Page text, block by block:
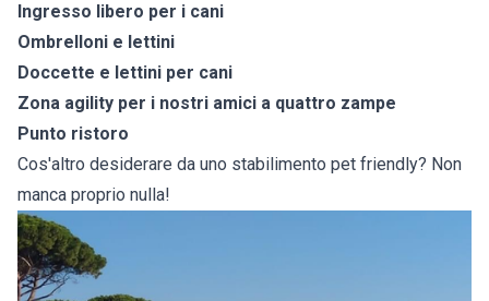
Ingresso libero per i cani
Ombrelloni e lettini
Doccette e lettini per cani
Zona agility per i nostri amici a quattro zampe
Punto ristoro
Cos'altro desiderare da uno stabilimento pet friendly? Non
manca proprio nulla!